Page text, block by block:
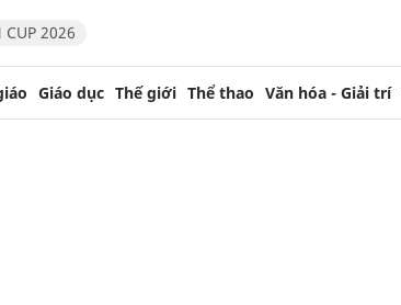
CUP 2026
Giáo dục Thế giới Thể thao Văn hóa - Giải trí